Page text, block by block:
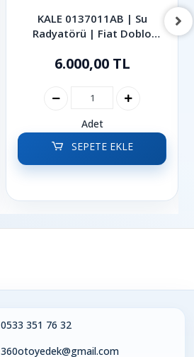
KALE 0137011AB | Su
Radyatörü | Fiat Doblo
6.000,00 TL
Adet
SEPETE EKLE
0533 351 76 32
360otoyedek@gmail.com